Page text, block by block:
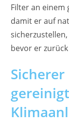
Filter an
damit er auf
bevor er
Sicherer